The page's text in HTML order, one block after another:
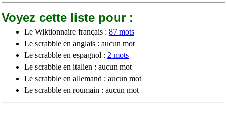
Voyez cette liste pour :
Le Wiktionnaire français : 87 mots
Le scrabble en anglais : aucun mot
Le scrabble en espagnol : 2 mots
Le scrabble en italien : aucun mot
Le scrabble en allemand : aucun mot
Le scrabble en roumain : aucun mot